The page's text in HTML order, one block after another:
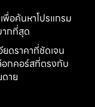
พื่อค้นหาโปรแกรม
ากที่สุด
ยดราคาที่ชัดเจน
อกคอร์สที่ตรงกับ
ดาย